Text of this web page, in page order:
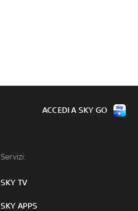
Servizi:
SKY TV
SKY APPS
ACCEDI A SKY GO